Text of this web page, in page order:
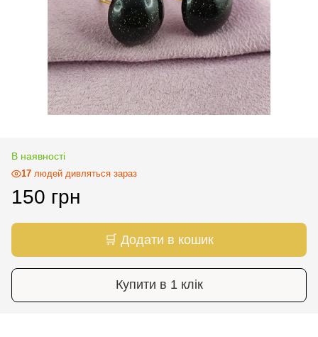
В наявності
17 людей дивляться зараз
150 грн
🛒 Додати в кошик
Купити в 1 клік